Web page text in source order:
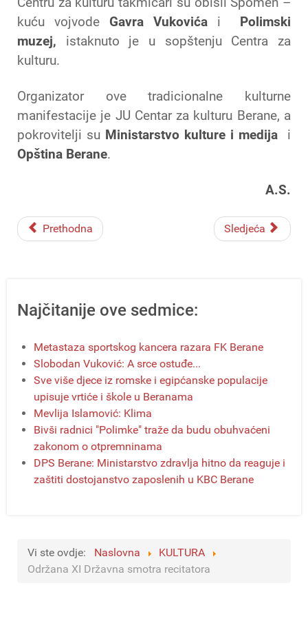
kuću vojvode Gavra Vukovića i Polimski
muzej, istaknuto je u sopštenju Centra za
kulturu.
Organizator ove tradicionalne kulturne
manifestacije je JU Centar za kulturu Berane, a
pokrovitelji su Ministarstvo kulture i medija i
Opština Berane.
A.S.
Prethodna Sledjeća
Najčitanije ove sedmice:
Metastaza sportskog kancera razara FK Berane
Slobodan Vuković: A srce ostuđe...
Sve više djece iz romske i egipćanske populacije
upisuje vrtiće i škole u Beranama
Mevlija Islamović: Klima
Bivši radnici "Polimke" traže da budu obuhvaćeni
zakonom o otpremninama
DPS Berane: Ministarstvo zdravlja hitno da reaguje i
zaštiti dostojanstvo zaposlenih u KBC Berane
Vi ste ovdje: Naslovna
KULTURA
Održana XI Državna smotra recitatora